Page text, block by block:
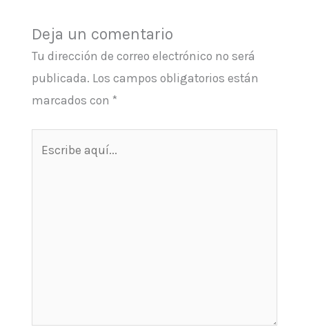
Deja un comentario
Tu dirección de correo electrónico no será
publicada. Los campos obligatorios están
marcados con *